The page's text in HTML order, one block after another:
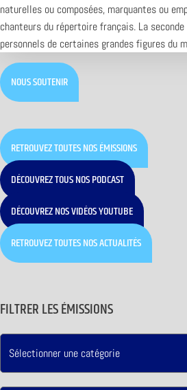
naturelles ou composées, marquantes ou
chanteurs du répertoire français. La
personnels de certaines grandes figures du
NOUS SOUTENIR
RETROUVEZ TOUTES NOS ÉMISSIONS
DÉCOUVREZ TOUS NOS PODCAST
DÉCOUVREZ NOS VIDÉOS YOUTUBE
RETROUVEZ TOUTES NOS ACTUALITÉS
FILTRER LES ÉMISSIONS